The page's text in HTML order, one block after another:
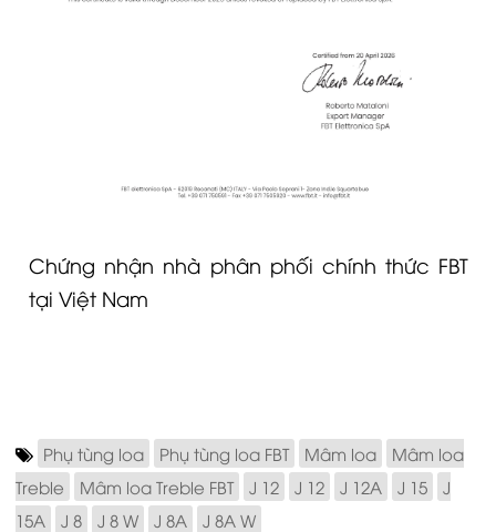
Chứng nhận nhà phân phối chính thức FBT
tại Việt Nam
Phụ tùng loa Phụ tùng loa FBT Mâm loa
Mâm loa
Treble
Mâm loa Treble FBT J 12 J 12 J 12A J 15
J
15A
J 8 J 8 W J 8A J 8A W